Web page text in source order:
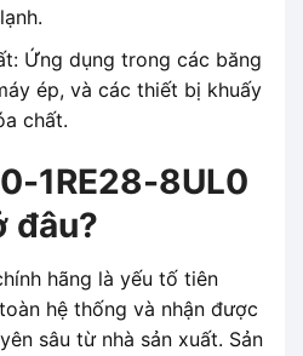
Ứng dụng trong các băng
ép, và các thiết bị khuấy
chất.
1RE28-8UL0
đâu?
hãng là yếu tố tiên
hệ thống và nhận được
sâu từ nhà sản xuất. Sản